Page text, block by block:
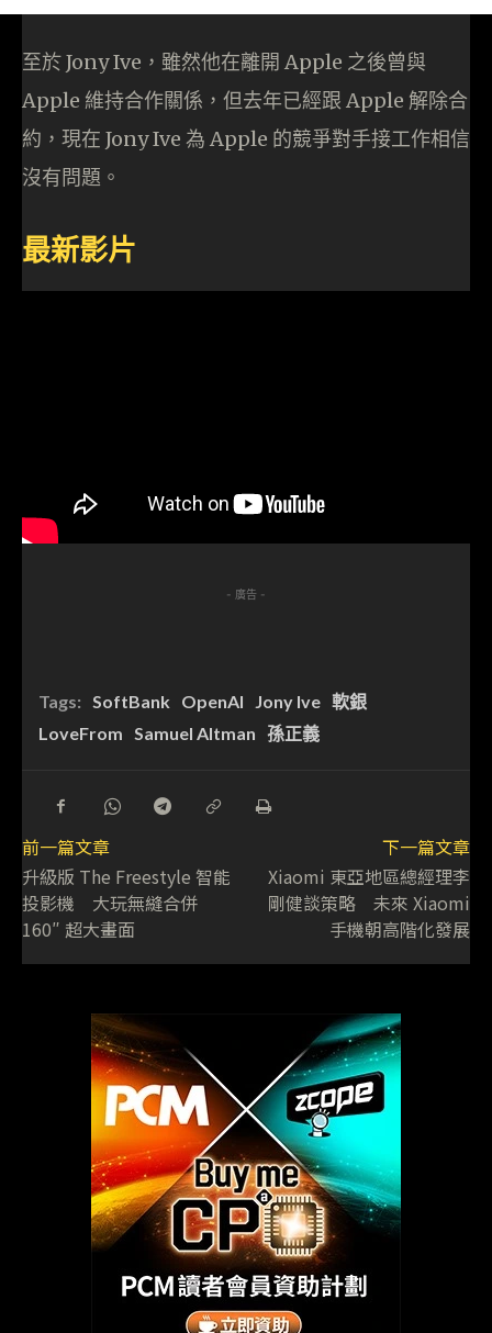
至於 Jony Ive，雖然他在離開 Apple 之後曾與
Apple 維持合作關係，但去年已經跟 Apple 解除合
約，現在 Jony Ive 為 Apple 的競爭對手接工作相信
沒有問題。
最新影片
- 廣告 -
Tags: SoftBank OpenAI Jony Ive 軟銀
LoveFrom Samuel Altman 孫正義
前一篇文章
升級版 The Freestyle 智能
投影機 大玩無縫合併
160″ 超大畫面
下一篇文章
Xiaomi 東亞地區總經理李
剛健談策略 未來 Xiaomi
手機朝高階化發展